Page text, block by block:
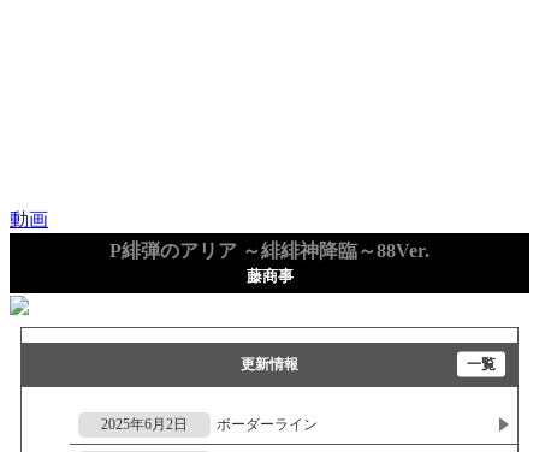
動画
P緋弾のアリア ～緋緋神降臨～88Ver.
藤商事
更新情報 一覧
2025年6月2日 ボーダーライン